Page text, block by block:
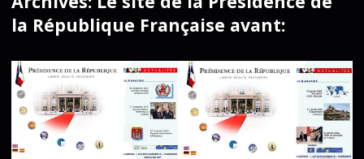
la République Française avant: